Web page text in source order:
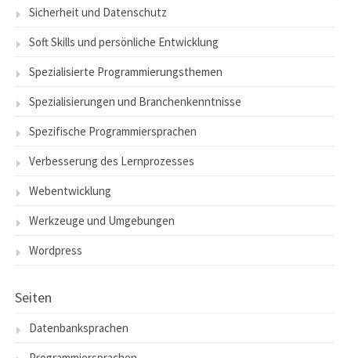
Sicherheit und Datenschutz
Soft Skills und persönliche Entwicklung
Spezialisierte Programmierungsthemen
Spezialisierungen und Branchenkenntnisse
Spezifische Programmiersprachen
Verbesserung des Lernprozesses
Webentwicklung
Werkzeuge und Umgebungen
Wordpress
Seiten
Datenbanksprachen